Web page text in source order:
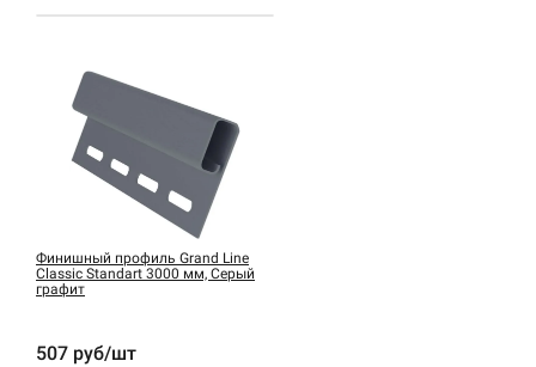
Финишный профиль Grand Line
Classic Standart 3000 мм, Серый
графит
507 руб/шт